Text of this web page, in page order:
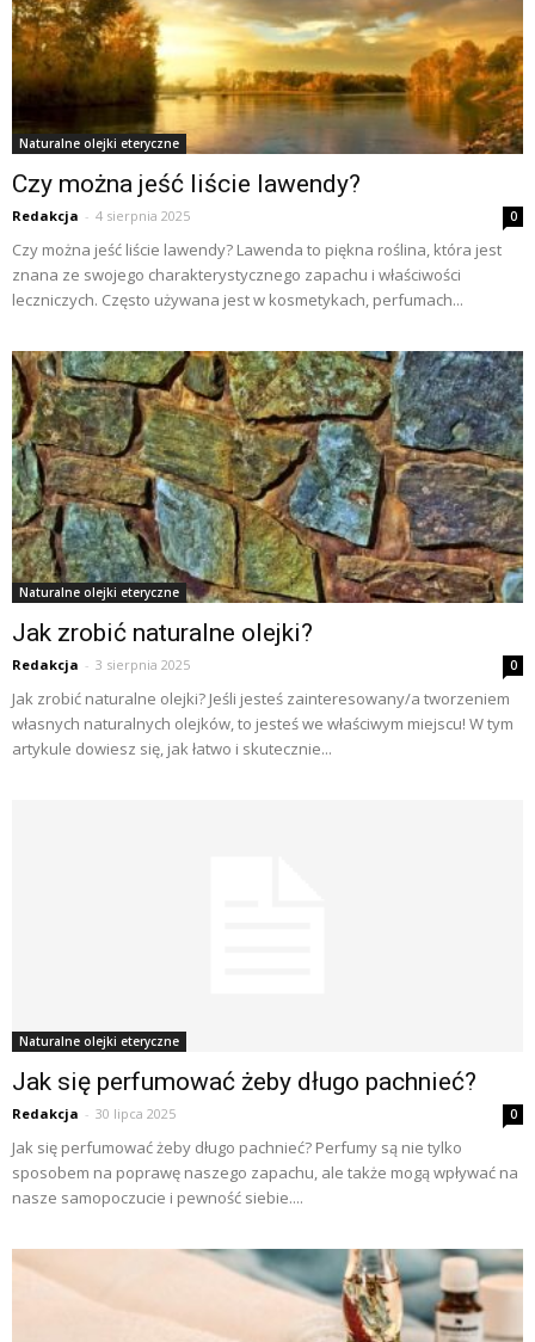
Naturalne olejki eteryczne
Czy można jeść liście lawendy?
Redakcja - 4 sierpnia 2025 0
Czy można jeść liście lawendy? Lawenda to piękna roślina, która jest
znana ze swojego charakterystycznego zapachu i właściwości
leczniczych. Często używana jest w kosmetykach, perfumach...
Naturalne olejki eteryczne
Jak zrobić naturalne olejki?
Redakcja - 3 sierpnia 2025 0
Jak zrobić naturalne olejki? Jeśli jesteś zainteresowany/a tworzeniem
własnych naturalnych olejków, to jesteś we właściwym miejscu! W tym
artykule dowiesz się, jak łatwo i skutecznie...
Naturalne olejki eteryczne
Jak się perfumować żeby długo pachnieć?
Redakcja - 30 lipca 2025 0
Jak się perfumować żeby długo pachnieć? Perfumy są nie tylko
sposobem na poprawę naszego zapachu, ale także mogą wpływać na
nasze samopoczucie i pewność siebie....